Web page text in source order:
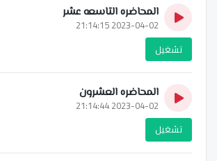
المحاضره التاسعه عشر
2023-04-02 21:14:15
تشغيل
المحاضره العشرون
2023-04-02 21:14:44
تشغيل